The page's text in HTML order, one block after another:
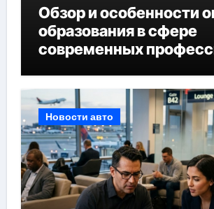
Обзор и особенности
образования в сфере
современных
Новости авто